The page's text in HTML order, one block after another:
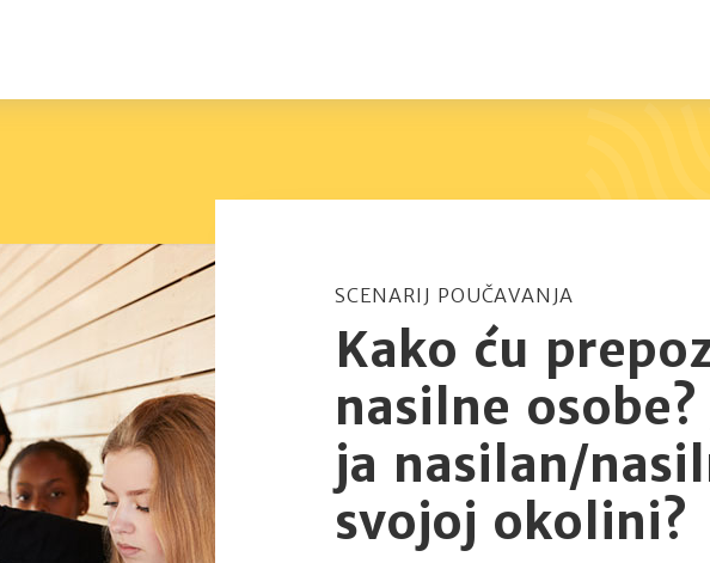
SCENARIJ POUČAVANJA
Kako ću
nasilne osobe?
ja nasilan/
svojoj okolini?